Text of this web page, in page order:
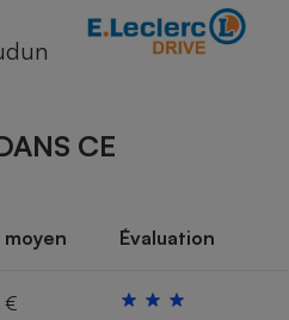
CE
moyen Évaluation
€
Cafetière à expressos
Robot ménager